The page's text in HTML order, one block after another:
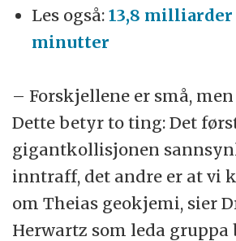
Les også:13,8 milliarder
minutter
– Forskjellene er små, men
Dette betyr to ting: Det
gigantkollisjonen
inntraff, det andre er at vi
om Theias geokjemi, sier
Herwartz som leda gruppa